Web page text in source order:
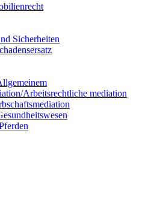
Sicherheiten
Arbeitsrechtliche mediation